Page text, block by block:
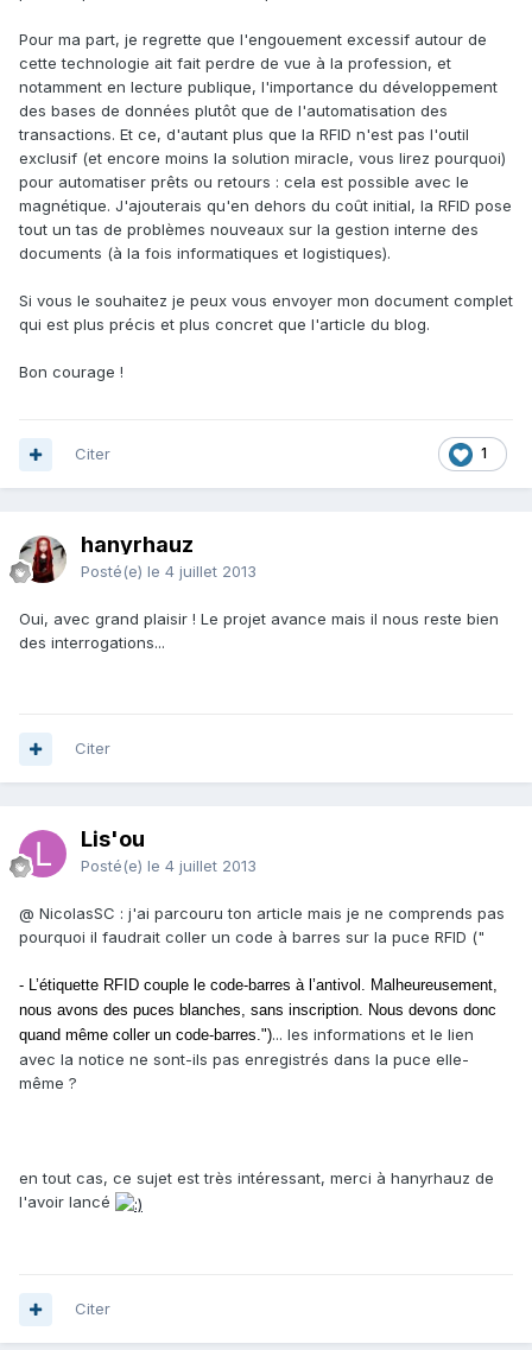
Pour ma part, je regrette que l'engouement excessif autour de
cette technologie ait fait perdre de vue à la profession, et
notamment en lecture publique, l'importance du développement
des bases de données plutôt que de l'automatisation des
transactions. Et ce, d'autant plus que la RFID n'est pas l'outil
exclusif (et encore moins la solution miracle, vous lirez pourquoi)
pour automatiser prêts ou retours : cela est possible avec le
magnétique. J'ajouterais qu'en dehors du coût initial, la RFID pose
tout un tas de problèmes nouveaux sur la gestion interne des
documents (à la fois informatiques et logistiques).
Si vous le souhaitez je peux vous envoyer mon document complet
qui est plus précis et plus concret que l'article du blog.
Bon courage !
1
Citer
hanyrhauz
Posté(e) le 4 juillet 2013
Oui, avec grand plaisir ! Le projet avance mais il nous reste bien
des interrogations...
Citer
Lis'ou
Posté(e) le 4 juillet 2013
@ NicolasSC : j'ai parcouru ton article mais je ne comprends pas
pourquoi il faudrait coller un code à barres sur la puce RFID ("
- L’étiquette RFID couple le code-barres à l’antivol. Malheureusement,
nous avons des puces blanches, sans inscription. Nous devons donc
quand même coller un code-barres.")... les informations et le lien
avec la notice ne sont-ils pas enregistrés dans la puce elle-
même ?
en tout cas, ce sujet est très intéressant, merci à hanyrhauz de
l'avoir lancé
Citer